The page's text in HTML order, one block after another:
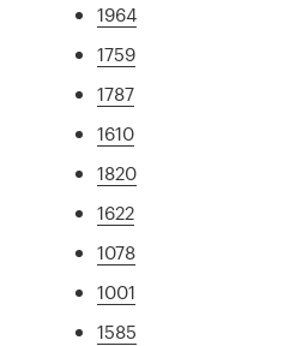
1964
1759
1787
1610
1820
1622
1078
1001
1585